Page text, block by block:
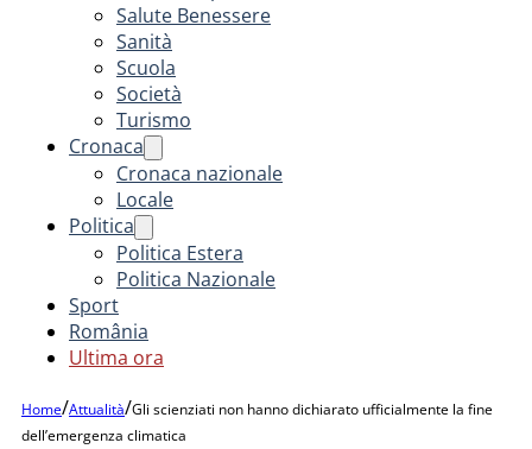
Salute Benessere
Sanità
Scuola
Società
Turismo
Cronaca
Cronaca nazionale
Locale
Politica
Politica Estera
Politica Nazionale
Sport
România
Ultima ora
Home/Attualità/Gli scienziati non hanno dichiarato ufficialmente la fine
dell’emergenza climatica